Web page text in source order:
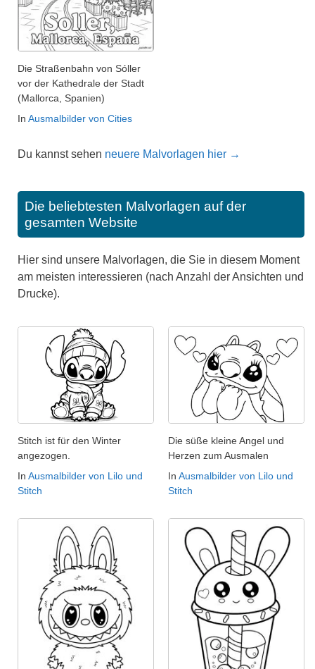
Die Straßenbahn von Sóller
vor der Kathedrale der Stadt
(Mallorca, Spanien)
In Ausmalbilder von Cities
Du kannst sehen neuere Malvorlagen hier →
Die beliebtesten Malvorlagen auf der
gesamten Website
Hier sind unsere Malvorlagen, die Sie in diesem Moment
am meisten interessieren (nach Anzahl der Ansichten und
Drucke).
Stitch ist für den Winter
angezogen.
In Ausmalbilder von Lilo und
Stitch
Die süße kleine Angel und
Herzen zum Ausmalen
In Ausmalbilder von Lilo und
Stitch